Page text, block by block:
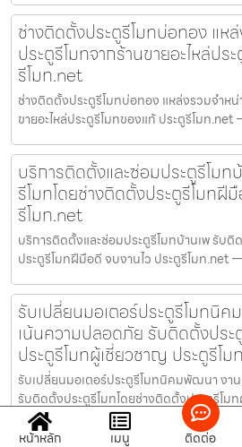
ช่างติดตั้งประตูรีโมทบ่อทอง แหล่
ประตูรีโมทจากร้านขายอะไหล่ปร
รีโมท.net
ช่างติดตั้งประตูรีโมทบ่อทอง แหล่งรวมจำหน่
ขายอะไหล่ประตูรีโมทของแท้ ประตูรีโมท
บริการติดตั้งและซ่อมประตูรีโมท
รีโมทโดยช่างติดตั้งประตูรีโมทฝี
รีโมท.net
บริการติดตั้งและซ่อมประตูรีโมทบ้านเพ รับ
ประตูรีโมทฝีมือดี จบงานไว ประตูรีโมท.net
รับเปลี่ยนมอเตอร์ประตูรีโมท
เน้นความปลอดภัย รับติดตั้งประ
ประตูรีโมทผู้เชี่ยวชาญ ประตูรีโ
รับเปลี่ยนมอเตอร์ประตูรีโมทนิคมพัฒนา ง
รับติดตั้งประตูรีโมทโดยช่างติดตั้งประตูรีโม
หน้าหลัก เมนู ติดต่อ